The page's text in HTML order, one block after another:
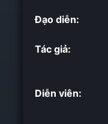
Đạo diễn:
Tác giả:
Diễn viên: